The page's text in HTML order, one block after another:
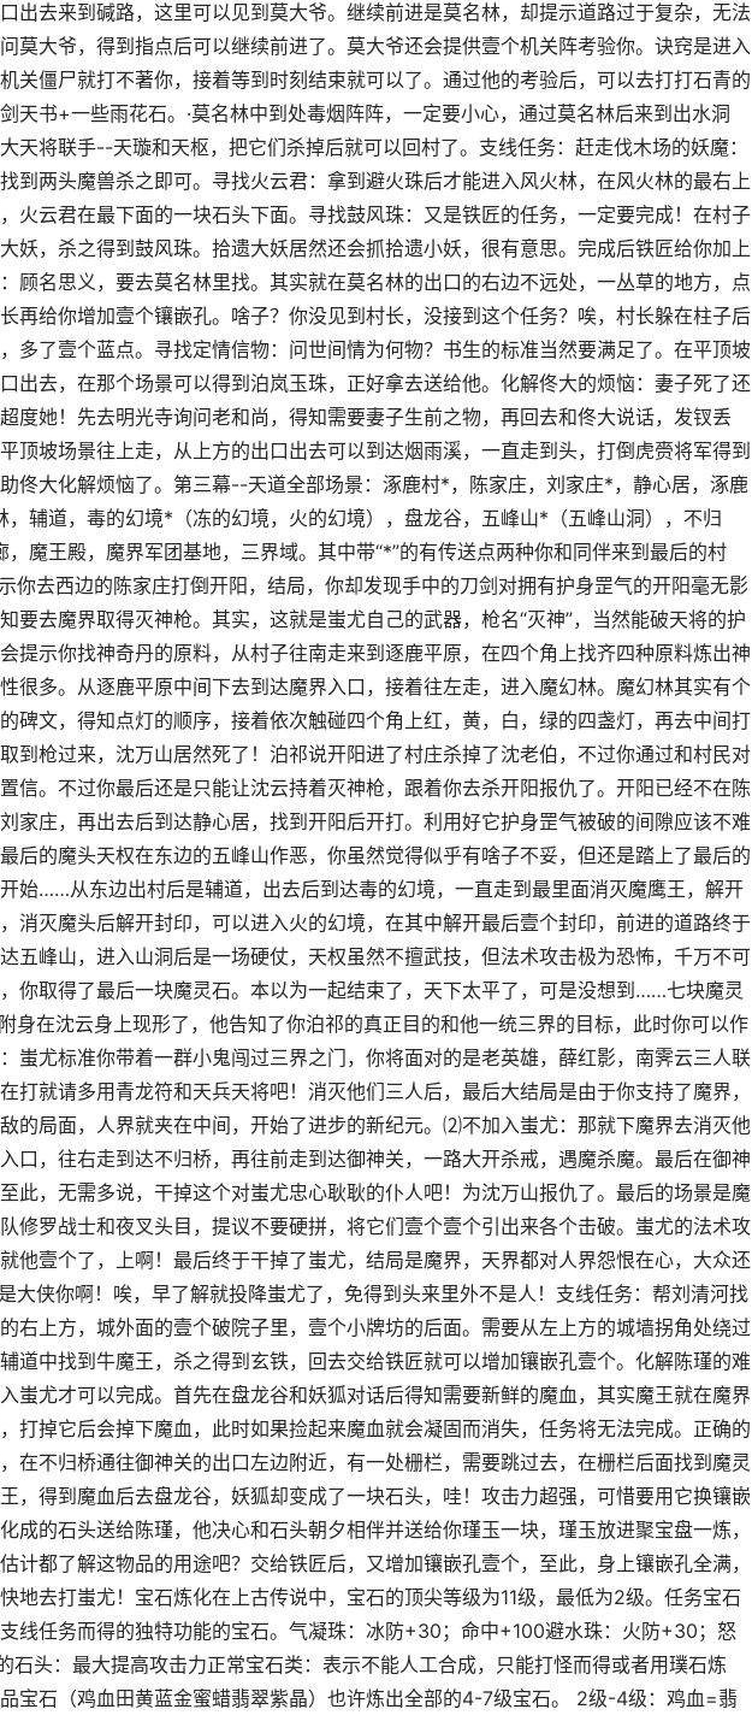
出去来到碱路，这里可以见到莫大爷。继续前进是莫名林，却提示道路过于复杂，无法
莫大爷，得到指点后可以继续前进了。莫大爷还会提供壹个机关阵考验你。诀窍是进入
关僵尸就打不著你，接着等到时刻结束就可以了。通过他的考验后，可以去打打石青的
天书+一些雨花石。·莫名林中到处毒烟阵阵，一定要小心，通过莫名林后来到出水洞
天将联手--天璇和天枢，把它们杀掉后就可以回村了。支线任务：赶走伐木场的妖魔：
到两头魔兽杀之即可。寻找火云君：拿到避火珠后才能进入风火林，在风火林的最右上
火云君在最下面的一块石头下面。寻找鼓风珠：又是铁匠的任务，一定要完成！在村子
妖，杀之得到鼓风珠。拾遗大妖居然还会抓拾遗小妖，很有意思。完成后铁匠给你加上
顾名思义，要去莫名林里找。其实就在莫名林的出口的右边不远处，一丛草的地方，点
再给你增加壹个镶嵌孔。啥子？你没见到村长，没接到这个任务？唉，村长躲在柱子后
多了壹个蓝点。寻找定情信物：问世间情为何物？书生的标准当然要满足了。在平顶坡
出去，在那个场景可以得到泊岚玉珠，正好拿去送给他。化解佟大的烦恼：妻子死了还
度她！先去明光寺询问老和尚，得知需要妻子生前之物，再回去和佟大说话，发钗丢
顶坡场景往上走，从上方的出口出去可以到达烟雨溪，一直走到头，打倒虎赍将军得到
佟大化解烦恼了。第三幕--天道全部场景：涿鹿村*，陈家庄，刘家庄*，静心居，涿鹿
辅道，毒的幻境*（冻的幻境，火的幻境），盘龙谷，五峰山*（五峰山洞），不归
魔王殿，魔界军团基地，三界域。其中带“*”的有传送点两种你和同伴来到最后的村
你去西边的陈家庄打倒开阳，结局，你却发现手中的刀剑对拥有护身罡气的开阳毫无影
要去魔界取得灭神枪。其实，这就是蚩尤自己的武器，枪名“灭神”，当然能破天将的护
提示你找神奇丹的原料，从村子往南走来到逐鹿平原，在四个角上找齐四种原料炼出神
很多。从逐鹿平原中间下去到达魔界入口，接着往左走，进入魔幻林。魔幻林其实有个
碑文，得知点灯的顺序，接着依次触碰四个角上红，黄，白，绿的四盏灯，再去中间打
到枪过来，沈万山居然死了！泊祁说开阳进了村庄杀掉了沈老伯，不过你通过和村民对
信。不过你最后还是只能让沈云持着灭神枪，跟着你去杀开阳报仇了。开阳已经不在陈
家庄，再出去后到达静心居，找到开阳后开打。利用好它护身罡气被破的间隙应该不难
后的魔头天权在东边的五峰山作恶，你虽然觉得似乎有啥子不妥，但还是踏上了最后的
始……从东边出村后是辅道，出去后到达毒的幻境，一直走到最里面消灭魔鹰王，解开
消灭魔头后解开封印，可以进入火的幻境，在其中解开最后壹个封印，前进的道路终于
五峰山，进入山洞后是一场硬仗，天权虽然不擅武技，但法术攻击极为恐怖，千万不可
你取得了最后一块魔灵石。本以为一起结束了，天下太平了，可是没想到……七块魔灵
身在沈云身上现形了，他告知了你泊祁的真正目的和他一统三界的目标，此时你可以作
蚩尤标准你带着一群小鬼闯过三界之门，你将面对的是老英雄，薛红影，南霁云三人联
打就请多用青龙符和天兵天将吧！消灭他们三人后，最后大结局是由于你支持了魔界，
的局面，人界就夹在中间，开始了进步的新纪元。⑵不加入蚩尤：那就下魔界去消灭他
口，往右走到达不归桥，再往前走到达御神关，一路大开杀戒，遇魔杀魔。最后在御神
此，无需多说，干掉这个对蚩尤忠心耿耿的仆人吧！为沈万山报仇了。最后的场景是魔
修罗战士和夜叉头目，提议不要硬拼，将它们壹个壹个引出来各个击破。蚩尤的法术攻
他壹个了，上啊！最后终于干掉了蚩尤，结局是魔界，天界都对人界怨恨在心，大众还
大侠你啊！唉，早了解就投降蚩尤了，免得到头来里外不是人！支线任务：帮刘清河找
右上方，城外面的壹个破院子里，壹个小牌坊的后面。需要从左上方的城墙拐角处绕过
道中找到牛魔王，杀之得到玄铁，回去交给铁匠就可以增加镶嵌孔壹个。化解陈瑾的难
蚩尤才可以完成。首先在盘龙谷和妖狐对话后得知需要新鲜的魔血，其实魔王就在魔界
打掉它后会掉下魔血，此时如果捡起来魔血就会凝固而消失，任务将无法完成。正确的
在不归桥通往御神关的出口左边附近，有一处栅栏，需要跳过去，在栅栏后面找到魔灵
，得到魔血后去盘龙谷，妖狐却变成了一块石头，哇！攻击力超强，可惜要用它换镶嵌
成的石头送给陈瑾，他决心和石头朝夕相伴并送给你瑾玉一块，瑾玉放进聚宝盘一炼，
计都了解这物品的用途吧？交给铁匠后，又增加镶嵌孔壹个，至此，身上镶嵌孔全满，
地去打蚩尤！宝石炼化在上古传说中，宝石的顶尖等级为11级，最低为2级。任务宝石
线任务而得的独特功能的宝石。气凝珠：冰防+30；命中+100避水珠：火防+30；怒
石头：最大提高攻击力正常宝石类：表示不能人工合成，只能打怪而得或者用璞石炼
宝石（鸡血田黄蓝金蜜蜡翡翠紫晶）也许炼出全部的4-7级宝石。 2级-4级：鸡血=翡